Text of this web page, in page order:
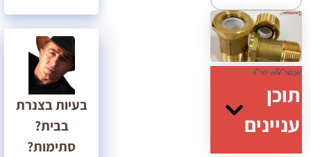
תוכן
עניינים
בעיות בצנרת
בבית?
סתימות?